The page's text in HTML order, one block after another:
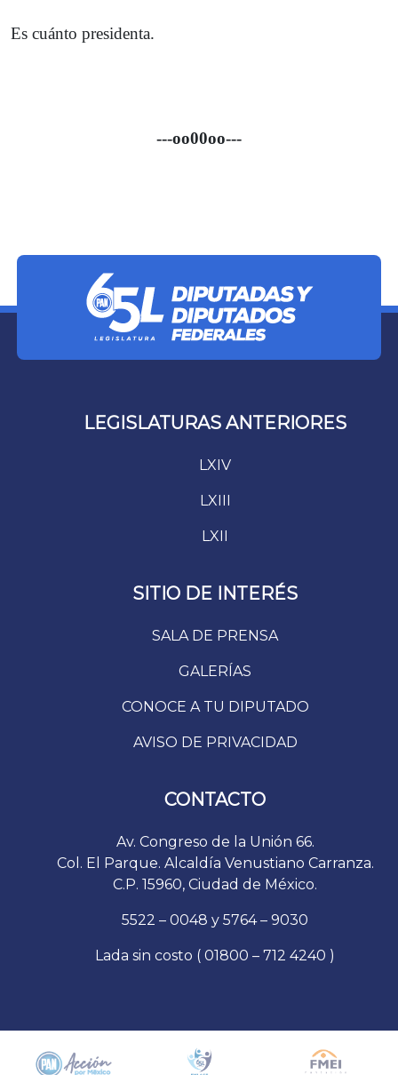
Es cuánto presidenta.
---oo00oo---
LEGISLATURAS ANTERIORES
LXIV
LXIII
LXII
SITIO DE INTERÉS
SALA DE PRENSA
GALERÍAS
CONOCE A TU DIPUTADO
AVISO DE PRIVACIDAD
CONTACTO
Av. Congreso de la Unión 66.
Col. El Parque. Alcaldía Venustiano Carranza.
C.P. 15960, Ciudad de México.
5522 – 0048 y 5764 – 9030
Lada sin costo ( 01800 – 712 4240 )